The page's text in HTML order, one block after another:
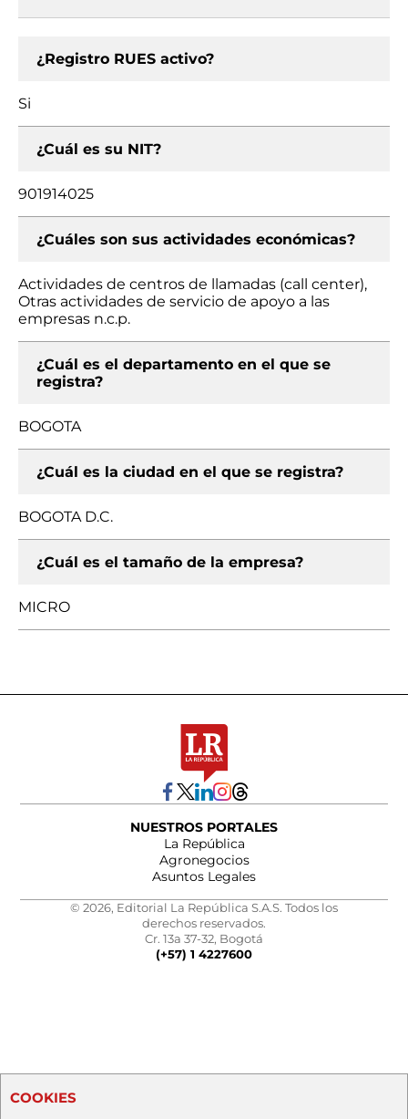
¿Registro RUES activo?
Si
¿Cuál es su NIT?
901914025
¿Cuáles son sus actividades económicas?
Actividades de centros de llamadas (call center),
Otras actividades de servicio de apoyo a las
empresas n.c.p.
¿Cuál es el departamento en el que se
registra?
BOGOTA
¿Cuál es la ciudad en el que se registra?
BOGOTA D.C.
¿Cuál es el tamaño de la empresa?
MICRO
NUESTROS PORTALES
La República
Agronegocios
Asuntos Legales
© 2026, Editorial La República S.A.S. Todos los
derechos reservados.
Cr. 13a 37-32, Bogotá
(+57) 1 4227600
COOKIES